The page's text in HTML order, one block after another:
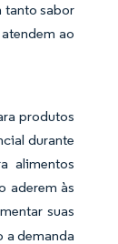
tanto sabor
ao
produtos
durante
alimentos
aderem às
suas
a demanda